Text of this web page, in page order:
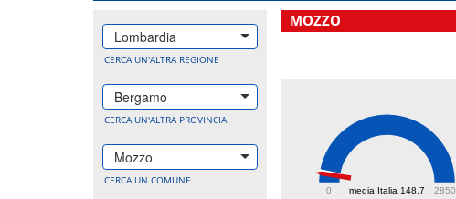
Lombardia
CERCA UN'ALTRA REGIONE
Bergamo
CERCA UN'ALTRA PROVINCIA
Mozzo
CERCA UN COMUNE
MOZZO
media Italia 148.7
0 2850